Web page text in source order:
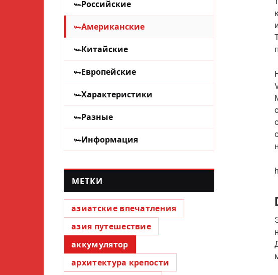
Российские
Американские
Китайские
Европейские
Характеристики
Разные
Информация
МЕТКИ
азиатские впечатления
азия путешествие
аккумулятор
архитектура крепости